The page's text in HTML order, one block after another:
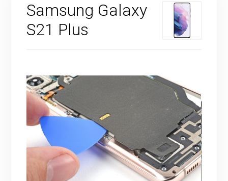
Samsung Galaxy
S21 Plus